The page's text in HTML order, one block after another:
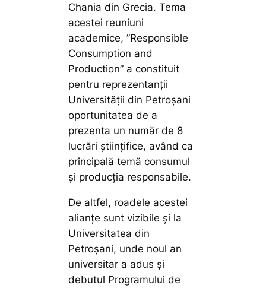
Chania din Grecia. Tema
acestei reuniuni
academice, ”Responsible
Consumption and
Production” a constituit
pentru reprezentanții
Universității din Petroșani
oportunitatea de a
prezenta un număr de 8
lucrări științifice, având ca
principală temă consumul
și producția responsabile.
De altfel, roadele acestei
alianțe sunt vizibile și la
Universitatea din
Petroșani, unde noul an
universitar a adus și
debutul Programului de